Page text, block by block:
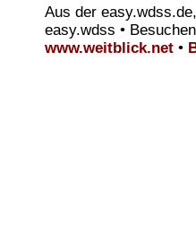
Aus der
easy.wdss •
www.weitblick.net •